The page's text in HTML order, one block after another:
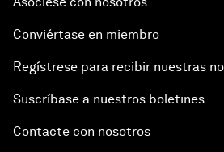
Conviértase en miembro
Regístrese para recibir nuestras
Suscríbase a nuestros boletines
Contacte con nosotros